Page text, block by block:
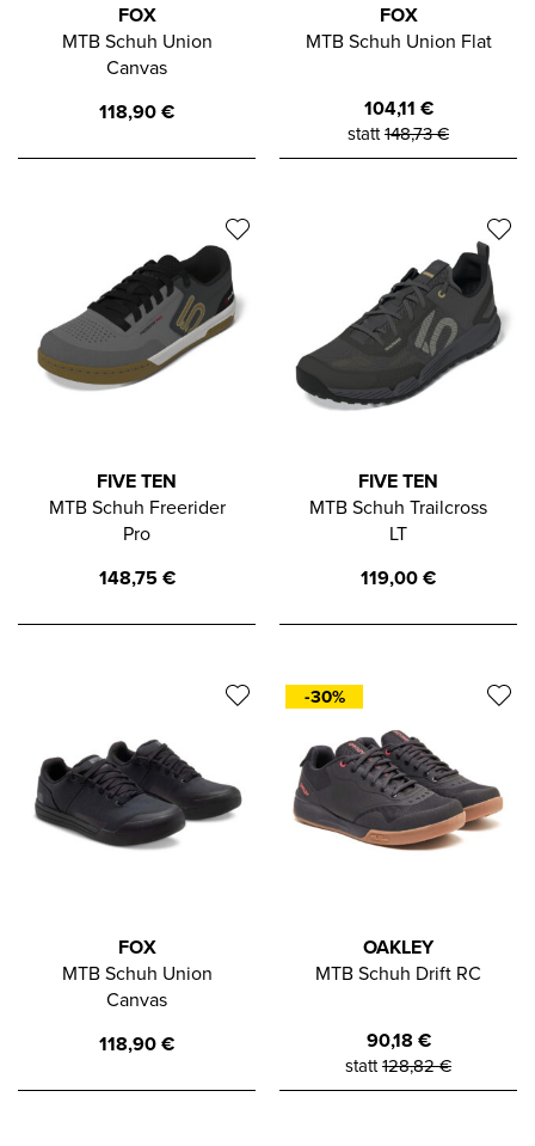
FOX
MTB Schuh Union
Canvas
118,90€
FOX
MTB Schuh Union Flat
104,11 €
statt148,73€
FIVE TEN
MTB Schuh Freerider
Pro
148,75€
FIVE TEN
MTB Schuh Trailcross
LT
119,00€
FOX
MTB Schuh Union
Canvas
118,90€
-30%
OAKLEY
MTB Schuh Drift RC
90,18 €
statt128,82€